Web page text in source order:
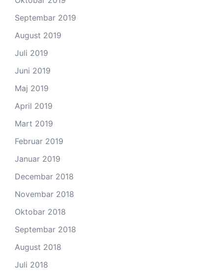
Septembar 2019
August 2019
Juli 2019
Juni 2019
Maj 2019
April 2019
Mart 2019
Februar 2019
Januar 2019
Decembar 2018
Novembar 2018
Oktobar 2018
Septembar 2018
August 2018
Juli 2018